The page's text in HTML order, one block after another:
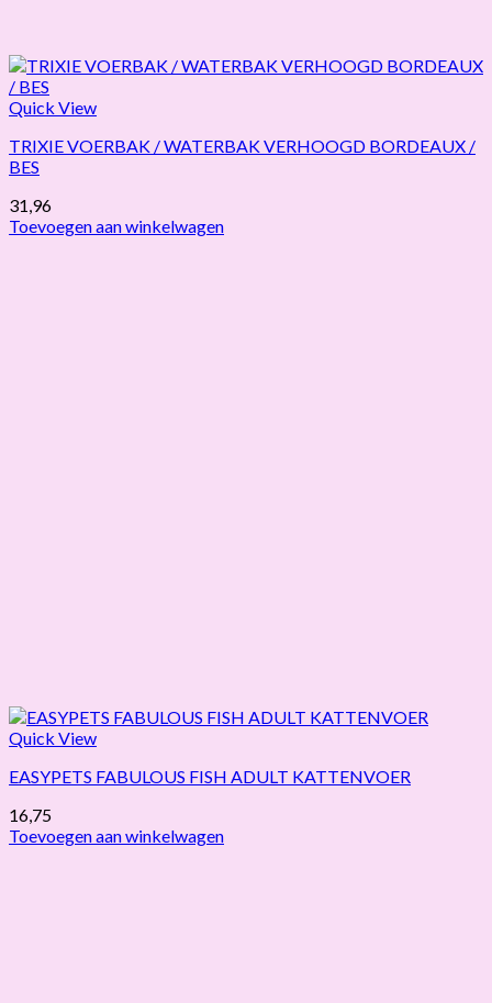
Quick View
TRIXIE VOERBAK / WATERBAK VERHOOGD BORDEAUX /
BES
31,96
Toevoegen aan winkelwagen
Quick View
EASYPETS FABULOUS FISH ADULT KATTENVOER
16,75
Toevoegen aan winkelwagen